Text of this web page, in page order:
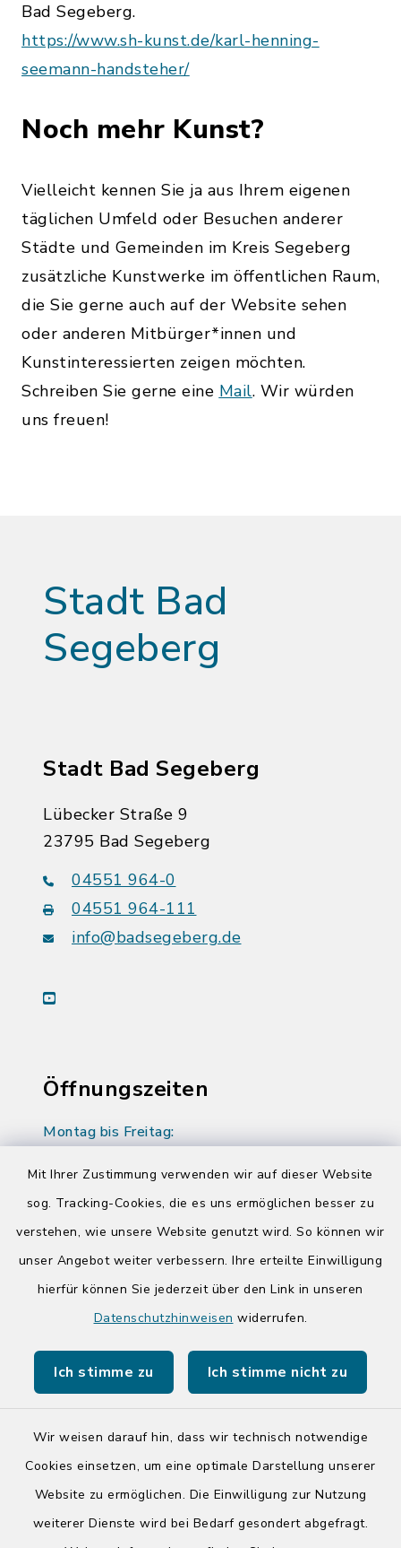
Mit Ihrer Zustimmung verwenden wir auf dieser Website
sog. Tracking-Cookies, die es uns ermöglichen besser zu
verstehen, wie unsere Website genutzt wird. So können wir
unser Angebot weiter verbessern. Ihre erteilte Einwilligung
hierfür können Sie jederzeit über den Link in unseren
Datenschutzhinweisen widerrufen.
Ich stimme zu Ich stimme nicht zu
Wir weisen darauf hin, dass wir technisch notwendige
Cookies einsetzen, um eine optimale Darstellung unserer
Website zu ermöglichen. Die Einwilligung zur Nutzung
weiterer Dienste wird bei Bedarf gesondert abgefragt.
Bad Segeberg.
https://www.sh-kunst.de/karl-henning-
seemann-handsteher/
Noch mehr Kunst?
Vielleicht kennen Sie ja aus Ihrem eigenen
täglichen Umfeld oder Besuchen anderer
Städte und Gemeinden im Kreis Segeberg
zusätzliche Kunstwerke im öffentlichen Raum,
die Sie gerne auch auf der Website sehen
oder anderen Mitbürger*innen und
Kunstinteressierten zeigen möchten.
Schreiben Sie gerne eine Mail. Wir würden
uns freuen!
Stadt Bad
Segeberg
Stadt Bad Segeberg
Lübecker Straße 9
23795 Bad Segeberg
04551 964-0
04551 964-111
info@badsegeberg.de
youtube
Öffnungszeiten
Montag bis Freitag:
Donnerstag zusätzlich:
14:00-17:00 Uhr
Quicklinks
Tourist-Info der Stadt Bad Segeberg